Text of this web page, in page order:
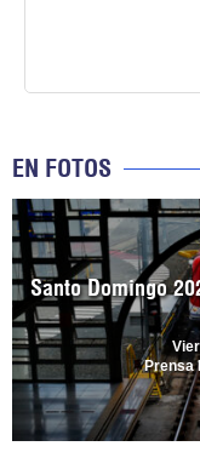
EN FOTOS
Santo Domingo
Prensa